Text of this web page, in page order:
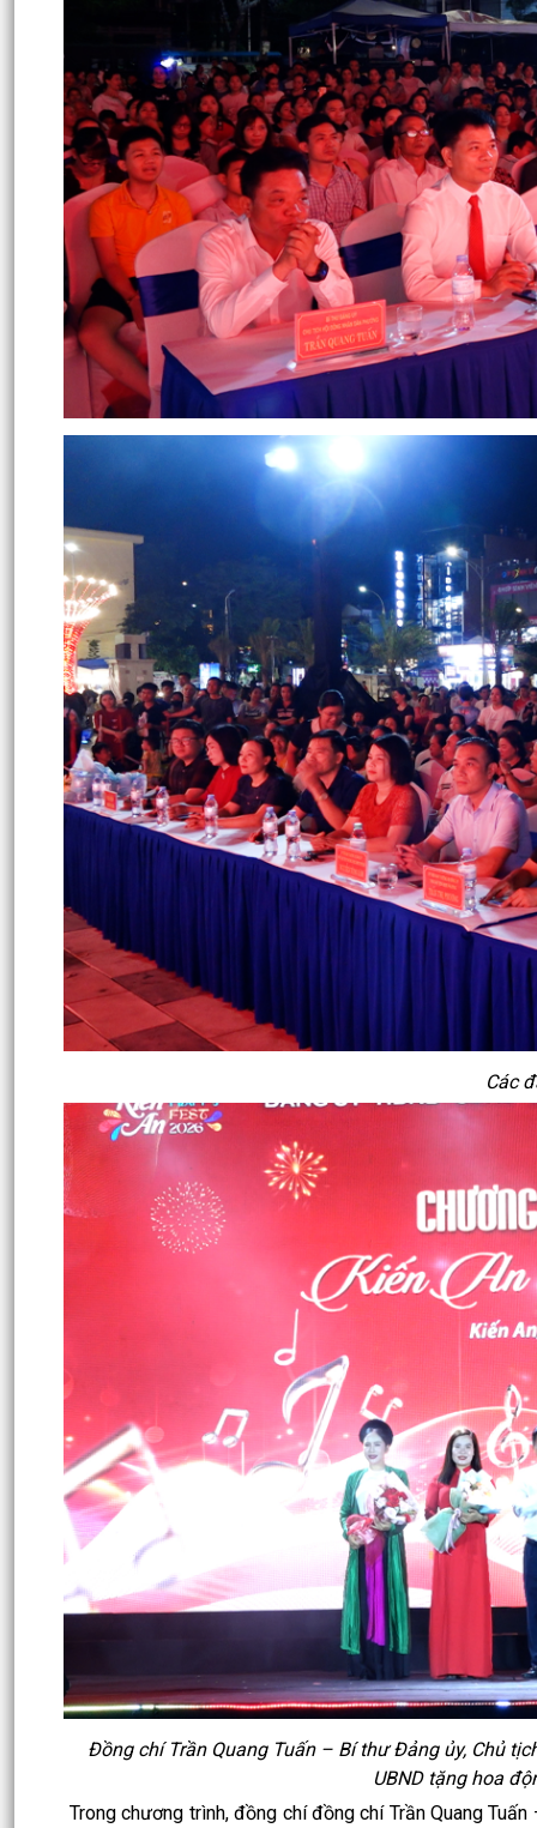
Các
Đồng chí Trần Quang Tuấn – Bí thư Đảng ủy, Chủ
UBND tặng hoa
Trong chương trình, đồng chí đồng chí Trần Quang